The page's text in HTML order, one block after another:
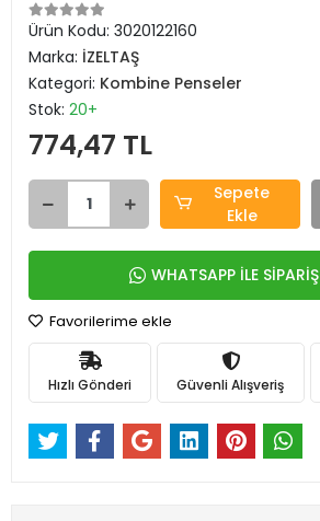
Ürün Kodu: 3020122160
Marka: İZELTAŞ
Kategori: Kombine Penseler
Stok: 20+
774,47 TL
Sepete
Ekle
WHATSAPP İLE
Favorilerime ekle
Hızlı Gönderi Güvenli Alışveriş